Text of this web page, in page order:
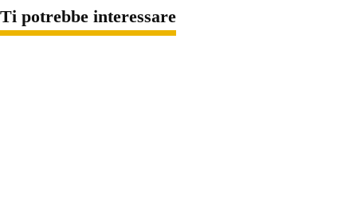
Ti potrebbe interessare